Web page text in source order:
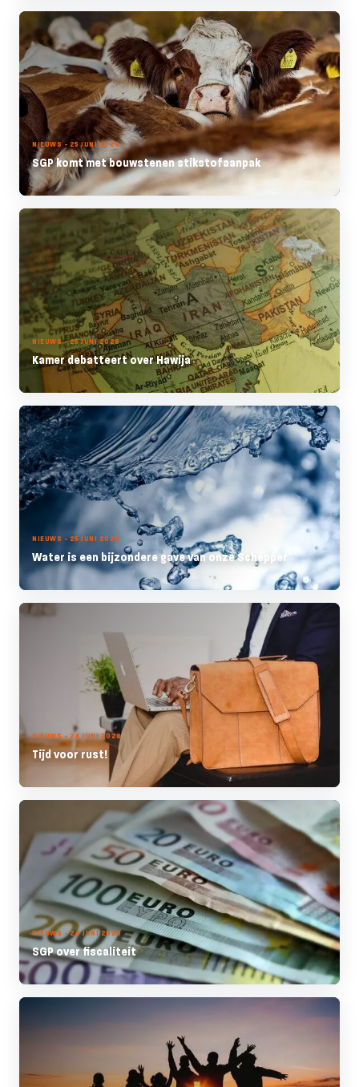
NIEUWS - 25 JUNI 2026
SGP komt met bouwstenen stikstofaanpak
NIEUWS - 25 JUNI 2026
Kamer debatteert over Hawija
NIEUWS - 25 JUNI 2026
Water is een bijzondere gave van onze Schepper
NIEUWS - 24 JUNI 2026
Tijd voor rust!
NIEUWS - 24 JUNI 2026
SGP over fiscaliteit